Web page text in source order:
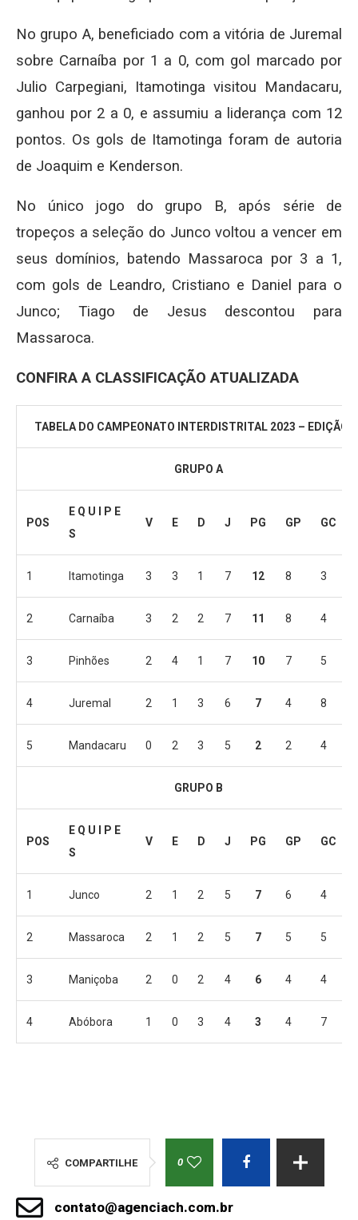
No grupo A, beneficiado com a vitória de Juremal
sobre Carnaíba por 1 a 0, com gol marcado por
Julio Carpegiani, Itamotinga visitou Mandacaru,
ganhou por 2 a 0, e assumiu a liderança com 12
pontos. Os gols de Itamotinga foram de autoria
de Joaquim e Kenderson.
No único jogo do grupo B, após série de
tropeços a seleção do Junco voltou a vencer em
seus domínios, batendo Massaroca por 3 a 1,
com gols de Leandro, Cristiano e Daniel para o
Junco; Tiago de Jesus descontou para
Massaroca.
CONFIRA A CLASSIFICAÇÃO ATUALIZADA
TABELA DO CAMPEONATO INTERDISTRITAL 2023 – EDIÇÃO
GRUPO A
POS
E Q U I P E
S
V E D J PG GP GC
1 Itamotinga 3 3 1 7 12 8 3
2 Carnaíba 3 2 2 7 11 8 4
3 Pinhões 2 4 1 7 10 7 5
4 Juremal 2 1 3 6 7 4 8
5 Mandacaru 0 2 3 5 2 2 4
GRUPO B
POS
E Q U I P E
S
V E D J PG GP GC
1 Junco 2 1 2 5 7 6 4
2 Massaroca 2 1 2 5 7 5 5
3 Maniçoba 2 0 2 4 6 4 4
4 Abóbora 1 0 3 4 3 4 7
COMPARTILHE 0
contato@agenciach.com.br